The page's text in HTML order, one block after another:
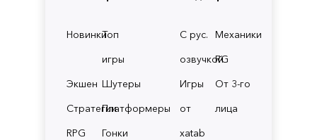
НовинкиТоп
игры
Экшен Шутеры
СтратегииПлатформеры
RPG
Гонки
С рус.
озвучкой
Механики
RG
Игры
от
xatab
От 3-го
лица